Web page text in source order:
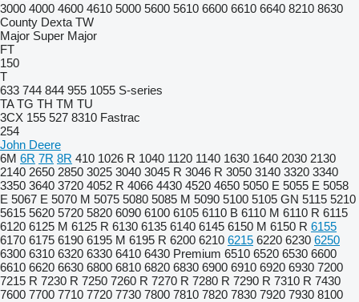
3000 4000 4600 4610 5000 5600 5610 6600 6610 6640 8210 8630
County Dexta TW
Major Super Major
FT
150
T
633 744 844 955 1055 S-series
TA TG TH TM TU
3CX 155 527 8310 Fastrac
254
John Deere
6M 6R 7R 8R 410 1026 R 1040 1120 1140 1630 1640 2030 2130
2140 2650 2850 3025 3040 3045 R 3046 R 3050 3140 3320 3340
3350 3640 3720 4052 R 4066 4430 4520 4650 5050 E 5055 E 5058
E 5067 E 5070 M 5075 5080 5085 M 5090 5100 5105 GN 5115 5210
5615 5620 5720 5820 6090 6100 6105 6110 B 6110 M 6110 R 6115
6120 6125 M 6125 R 6130 6135 6140 6145 6150 M 6150 R 6155
6170 6175 6190 6195 M 6195 R 6200 6210 6215 6220 6230 6250
6300 6310 6320 6330 6410 6430 Premium 6510 6520 6530 6600
6610 6620 6630 6800 6810 6820 6830 6900 6910 6920 6930 7200
7215 R 7230 R 7250 7260 R 7270 R 7280 R 7290 R 7310 R 7430
7600 7700 7710 7720 7730 7800 7810 7820 7830 7920 7930 8100